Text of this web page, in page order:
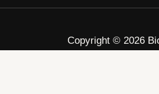
Copyright © 2026